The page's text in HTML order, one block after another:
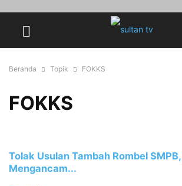
Beranda Topik FOKKS
FOKKS
Tolak Usulan Tambah Rombel
Mengancam...